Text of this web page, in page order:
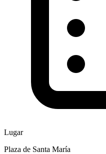
Lugar
Plaza de Santa María